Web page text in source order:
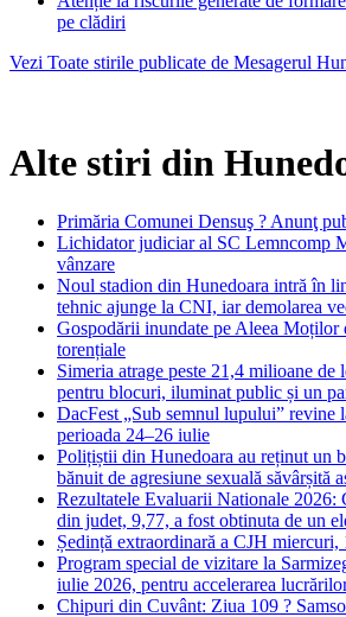
pe clădiri
Vezi Toate stirile publicate de Mesagerul
Alte stiri din
Primăria Comunei Densuş ? Anunţ
Lichidator judiciar al SC Lemncomp
vânzare
Noul stadion din Hunedoara intră în
tehnic ajunge la CNI, iar demolarea
Gospodării inundate pe Aleea Moților
torențiale
Simeria atrage peste 21,4 milioane
pentru blocuri, iluminat public și un
DacFest „Sub semnul lupului”
perioada 24–26 iulie
Polițiștii din Hunedoara au reținut un
bănuit de agresiune sexuală săvârșită
Rezultatele Evaluarii Nationale 2026:
din judet, 9,77, a fost obtinuta de un
Ședință extraordinară a CJH
Program special de vizitare la
iulie 2026, pentru accelerarea
Chipuri din Cuvânt: Ziua 109 ?